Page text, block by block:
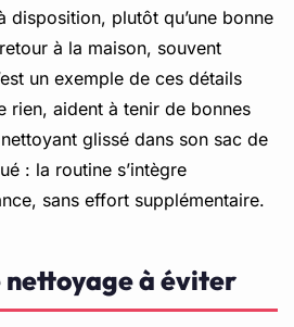
disposition, plutôt qu’une bonne
à la maison, souvent
un exemple de ces détails
rien, aident à tenir de bonnes
glissé dans son sac de
: la routine s’intègre
sans effort supplémentaire.
nettoyage à éviter